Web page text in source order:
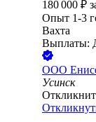
180 000 ₽
Опыт 1-3
Вахта
Выплаты:
ООО
Усинск